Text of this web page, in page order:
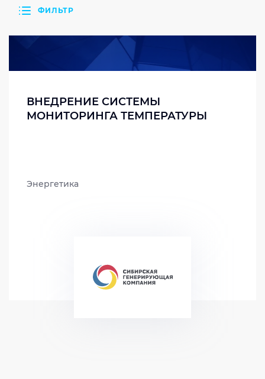
ФИЛЬТР
ВНЕДРЕНИЕ СИСТЕМЫ
МОНИТОРИНГА ТЕМПЕРАТУРЫ
Энергетика